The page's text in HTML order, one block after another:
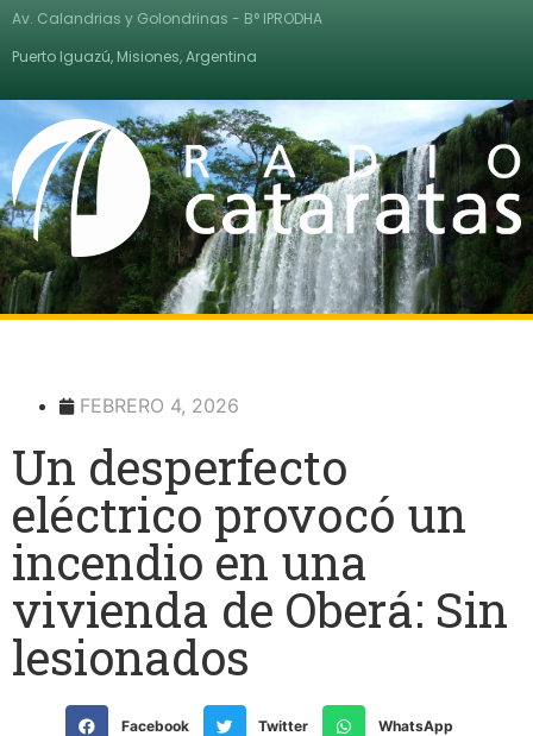
Av. Calandrias y Golondrinas - B° IPRODHA
Puerto Iguazú, Misiones, Argentina
FEBRERO 4, 2026
Un desperfecto
eléctrico provocó un
incendio en una
vivienda de Oberá: Sin
lesionados
Facebook Twitter WhatsApp